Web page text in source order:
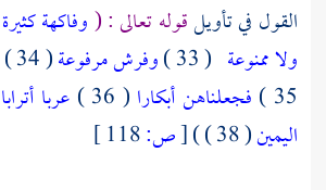
القول في تأويلقوله تعالى : (وفاكهة كثيرة
ولا ممنوعة ( 33 ) وفرش مرفوعة( 34 )
35 ) فجعلناهن أبكارا ( 36 ) عربا أترابا
اليمين( 38 ) )
[ص: